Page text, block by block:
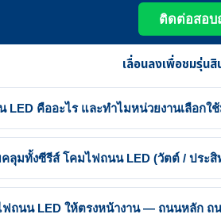
ติดต่อสอบ
เลื่อนลงเพื่อชมรุ่น
LED คืออะไร และทำไมหน่วยงานเลือกใ
ลุมทั้งซีรีส์ โคมไฟถนน LED (วัตต์ / ประสิ
ฟถนน LED ให้ตรงหน้างาน — ถนนหลัก ถ